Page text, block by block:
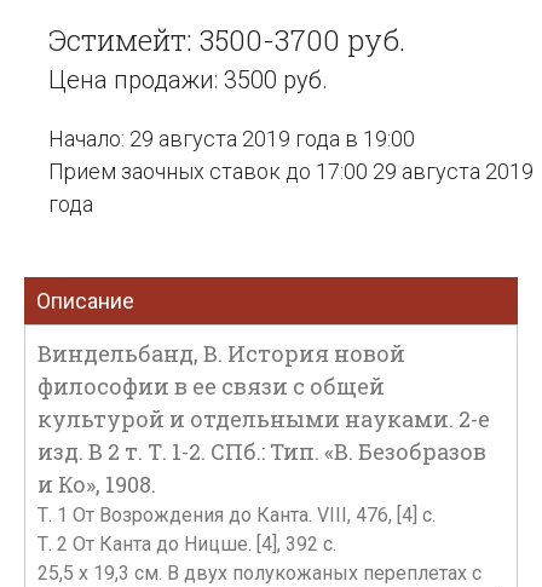
Эстимейт: 3500-3700 руб.
Цена продажи: 3500 руб.
Начало: 29 августа 2019 года в 19:00
Прием заочных ставок до 17:00 29 августа 2019
года
Описание
Виндельбанд, В. История новой
философии в ее связи с общей
культурой и отдельными науками. 2-е
изд. В 2 т. Т. 1-2. СПб.: Тип. «В. Безобразов
и Ко», 1908.
Т. 1 От Возрождения до Канта. VIII, 476, [4] с.
Т. 2 От Канта до Ницше. [4], 392 с.
25,5 х 19,3 см. В двух полукожаных переплетах с